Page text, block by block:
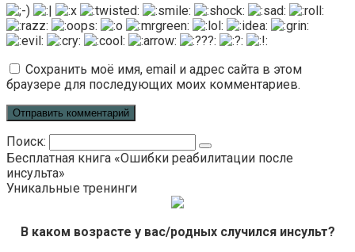
Сохранить моё имя, email и адрес сайта в этом
браузере для последующих моих комментариев.
Поиск:
Бесплатная книга «Ошибки реабилитации после
инсульта»
Уникальные тренинги
В каком возрасте у вас/родных случился инсульт?